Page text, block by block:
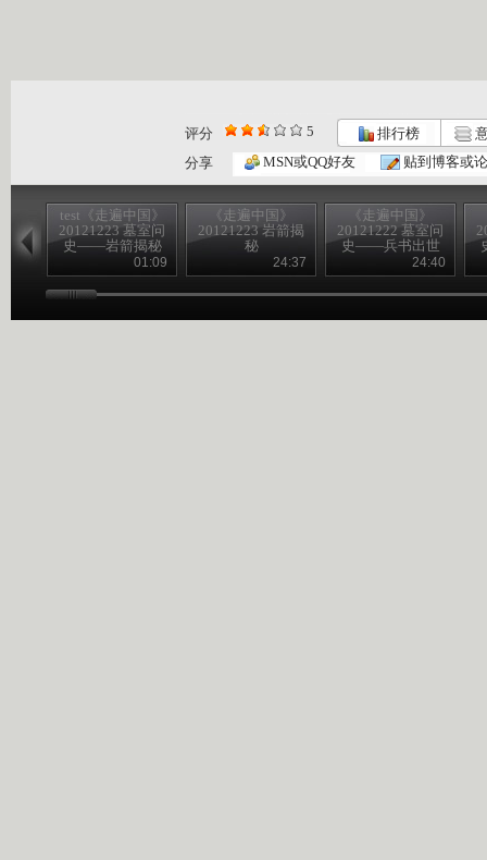
评分 5 排行榜
分享
MSN或QQ好友 贴到博客或
test《走遍中国》
20121223 墓室问
史——岩箭揭秘
01:09
《走遍中国》
20121223 岩箭揭
秘
24:37
《走遍中国》
20121222 墓室问
史——兵书出世
24:40